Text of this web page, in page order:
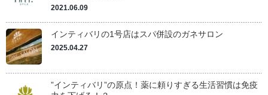
2021.06.09
インティバリの1号店はスパ併設のガネサロン
2025.04.27
”インティバリ”の原点！薬に頼りすぎる生活習慣は免疫